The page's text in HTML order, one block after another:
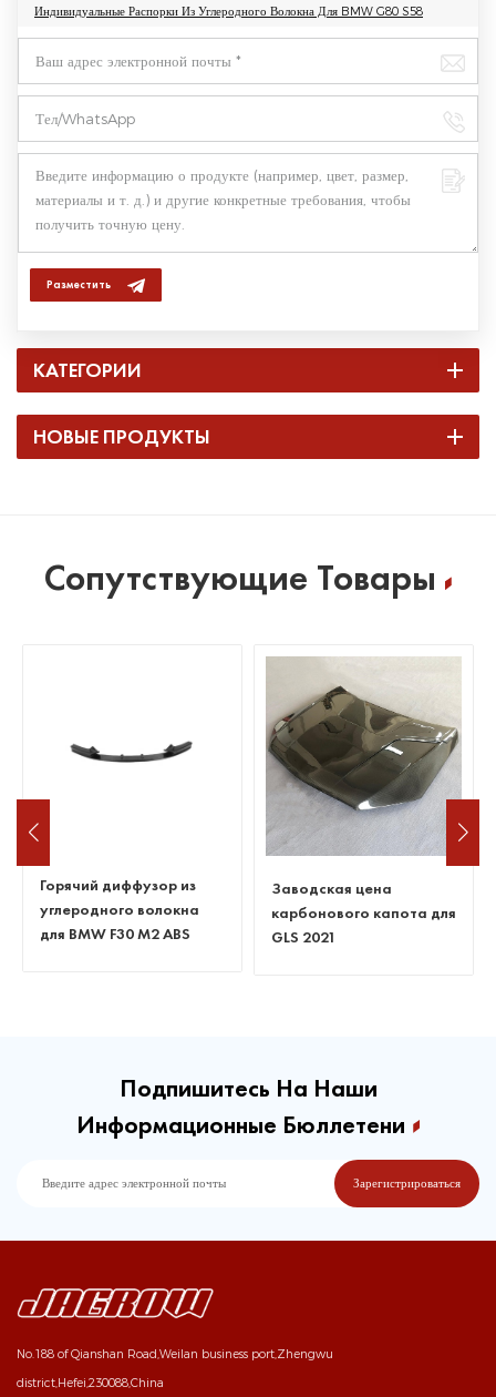
Индивидуальные Распорки Из Углеродного Волокна Для BMW G80 S58
Разместить
КАТЕГОРИИ
НОВЫЕ ПРОДУКТЫ
Сопутствующие Товары
Горячий диффузор из
углеродного волокна
для BMW F30 M2 ABS
Заводская цена
карбонового капота для
GLS 2021
Подпишитесь На Наши
Информационные Бюллетени
No.188 of Qianshan Road,Weilan business port,Zhengwu
district,Hefei,230088,China